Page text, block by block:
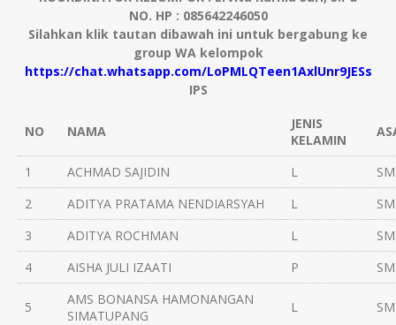
NO. HP : 085642246050
Silahkan klik tautan dibawah ini untuk bergabung ke
group WA kelompok
https://chat.whatsapp.com/LoPMLQTeen1AxlUnr9JESs
IPS
NO NAMA
JENIS
KELAMIN
1 ACHMAD SAJIDIN L
2
ADITYA PRATAMA NENDIARSYAH L
3
ADITYA ROCHMAN L
4
AISHA JULI IZAATI P
5
AMS BONANSA HAMONANGAN
SIMATUPANG
L